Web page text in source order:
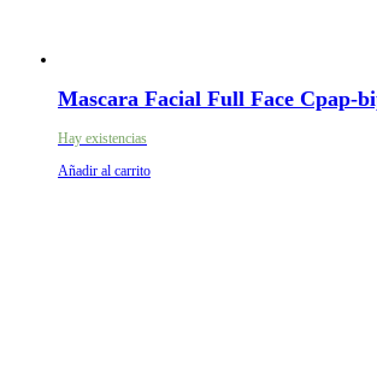
Mascara Facial Full Face Cpap-
Hay existencias
Añadir al carrito